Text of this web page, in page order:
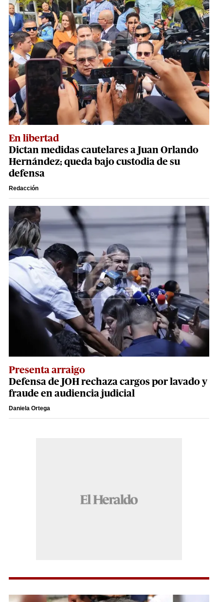
En libertad
Dictan medidas cautelares a Juan Orlando
Hernández; queda bajo custodia de su
defensa
Redacción
Presenta arraigo
Defensa de JOH rechaza cargos por lavado y
fraude en audiencia judicial
Daniela Ortega